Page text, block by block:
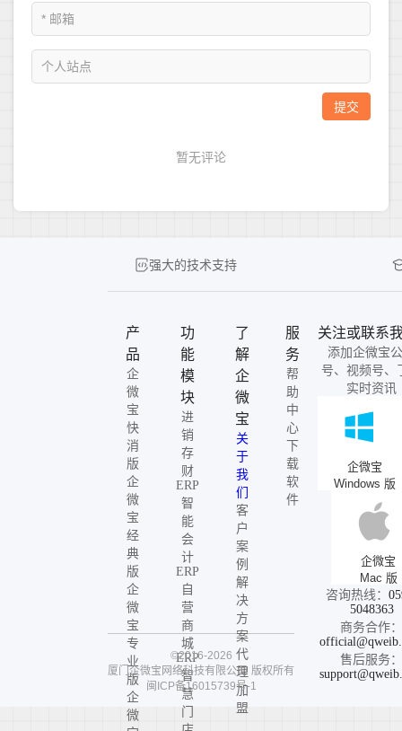
强大的技术支持
产
品
企
微
宝
快
消
版
企
微
宝
经
典
版
企
微
宝
专
业
版
企
微
功
能
模
块
进
销
存
财
ERP
智
能
会
计
ERP
自
营
商
城
ERP
智
慧
门
了
解
企
微
宝
关
于
我
们
客
户
案
例
解
决
方
案
代
理
加
盟
服
务
帮
助
中
心
下
载
软
件
关注或联系
添加企微宝
号、视频号、
实时资讯
企微宝
Windows 版
企微宝
Mac 版
咨询热线：
5048363
商务合作：
售后服务：
©2016-2026
厦门企微宝网络科技有限公司 版权所有
闽ICP备16015739号-1